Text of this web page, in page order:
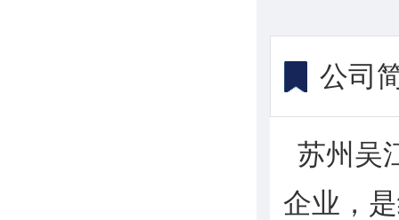
公司
苏州吴
企业，